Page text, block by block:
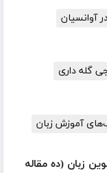
آوانسیان
گله داری
آموزش زبان
زبان (ده مقاله